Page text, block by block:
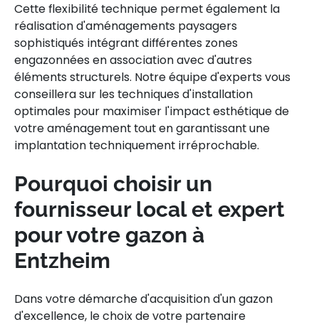
Cette flexibilité technique permet également la
réalisation d'aménagements paysagers
sophistiqués intégrant différentes zones
engazonnées en association avec d'autres
éléments structurels. Notre équipe d'experts vous
conseillera sur les techniques d'installation
optimales pour maximiser l'impact esthétique de
votre aménagement tout en garantissant une
implantation techniquement irréprochable.
Pourquoi choisir un
fournisseur local et expert
pour votre gazon à
Entzheim
Dans votre démarche d'acquisition d'un gazon
d'excellence, le choix de votre partenaire